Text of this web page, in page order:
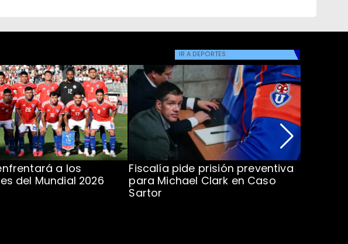
IR A DEPORTES
a los
del Mundial 2026
Fiscalía pide prisión preventiva
para Michael Clark en Caso
Sartor